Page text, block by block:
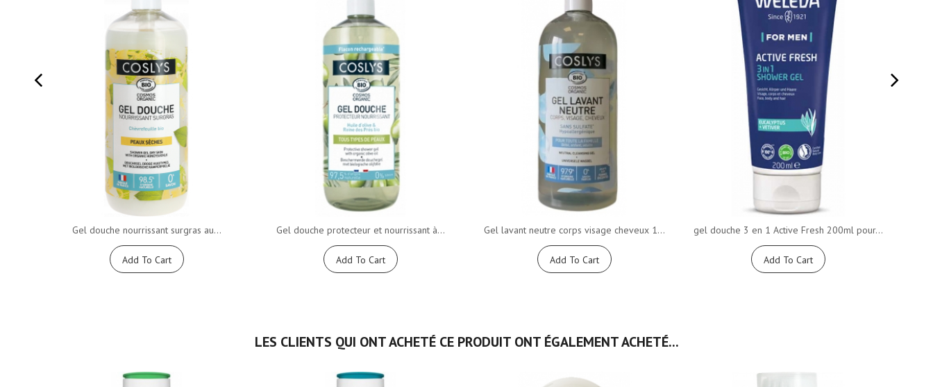
Gel douche nourrissant surgras au...
Add To Cart
Gel douche protecteur et nourrissant à...
Add To Cart
Gel lavant neutre corps visage cheveux 1...
Add To Cart
gel douche 3 en 1 Active Fresh 200ml pour...
Add To Cart
LES CLIENTS QUI ONT ACHETÉ CE PRODUIT ONT ÉGALEMENT ACHETÉ...